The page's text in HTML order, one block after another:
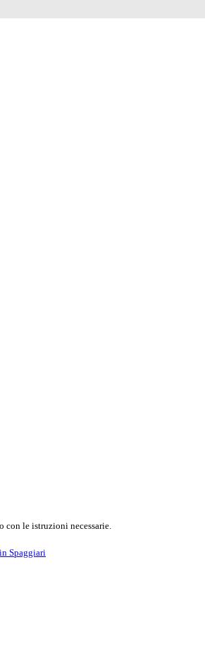
con le istruzioni necessarie.
Spaggiari